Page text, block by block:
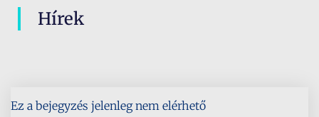
Hírek
Ez a bejegyzés jelenleg nem elérhető